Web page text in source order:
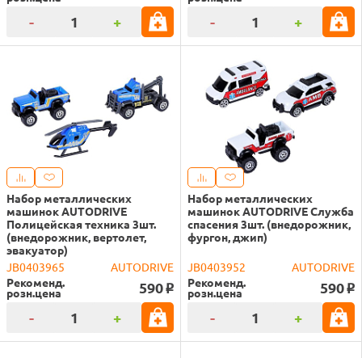
-
+
-
+
Набор металлических
машинок AUTODRIVE
Полицейская техника 3шт.
(внедорожник, вертолет,
эвакуатор)
JB0403965
AUTODRIVE
Рекоменд.
розн.цена 590 o
- +
Набор металлических
машинок AUTODRIVE Служба
спасения 3шт. (внедорожник,
фургон, джип)
JB0403952
AUTODRIVE
Рекоменд.
розн.цена 590 o
- +